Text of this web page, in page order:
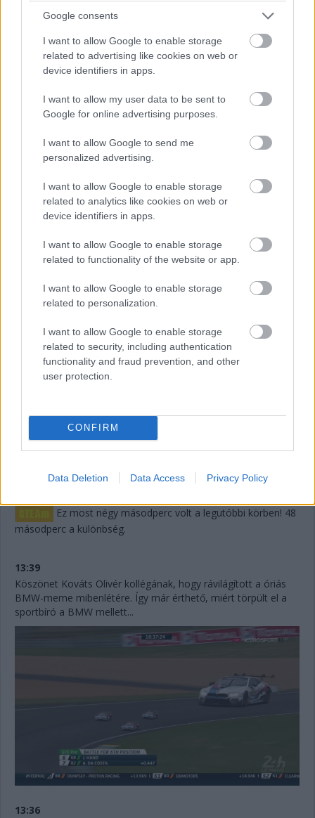
Google consents
I want to allow Google to enable storage
related to advertising like cookies on web or
device identifiers in apps.
I want to allow my user data to be sent to
Google for online advertising purposes.
I want to allow Google to send me
personalized advertising.
I want to allow Google to enable storage
related to analytics like cookies on web or
device identifiers in apps.
I want to allow Google to enable storage
related to functionality of the website or app.
I want to allow Google to enable storage
related to personalization.
I want to allow Google to enable storage
related to security, including authentication
functionality and fraud prevention, and other
user protection.
CONFIRM
Data Deletion Data Access Privacy Policy
kerülhet!
Negyven másodperc! Óriási tempóban közelít
után valószínűleg beül majd a kétszeres Porsche Szuperkupa-,
illetve egyszeres Le Mans-i kategóriagyőztes Jeroen
Az éllovas Signatechbe visszaült Pierre Thiriet. Azóta
már el is telt a hiányzó hét másodperce... A francia úrvezető
(azok közül viszont az egyik legjobb) a Le Mans-győzelem és
elbukhatják.
Megint négy másodperc körül! 44 szekundum maradt
Egy történet, amelyről lemaradtunk: a Fässler
Hoshino, az 58 éves újonc japán úrvezető nem akarta
folytatni a versenyt, ami azt is jelentette, hogy fel kell adniuk,
mert nem lesz meg a szabályok szerint kötelezően levezetett
Ez most négy másodperc volt a legutóbbi körben! 48
másodperc a különbség.
13:39
Köszönet Kováts Olivér kollégának, hogy rávilágított a óriás
BMW-meme mibenlétére. Így már érthető, miért törpült el a
sportbíró a BMW mellett...
13:36